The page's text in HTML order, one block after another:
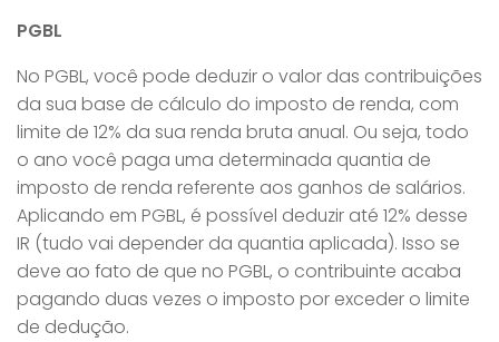
PGBL
No PGBL, você pode deduzir o valor das contribuições
da sua base de cálculo do imposto de renda, com
limite de 12% da sua renda bruta anual. Ou seja, todo
o ano você paga uma determinada quantia de
imposto de renda referente aos ganhos de salários.
Aplicando em PGBL, é possível deduzir até 12% desse
IR (tudo vai depender da quantia aplicada). Isso se
deve ao fato de que no PGBL, o contribuinte acaba
pagando duas vezes o imposto por exceder o limite
de dedução.